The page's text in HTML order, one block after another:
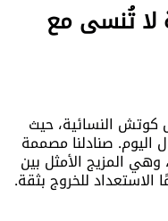
تُنسى مع
كوتش النسائية، حيث
اليوم. صنادلنا مصممة
وهي المزيج الأمثل بين
الاستعداد للخروج بثقة.